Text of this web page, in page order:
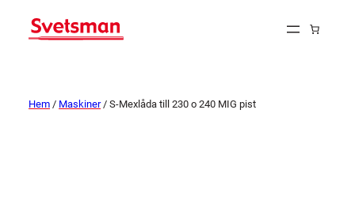
Hem / Maskiner/ S-Mexlåda till 230 o 240 MIG pist